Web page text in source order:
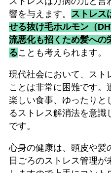
響を与えます。 ストレス
せる抜け毛ホルモン（
流悪化も招くため髪への
ることも考えられます。
現代社会において、スト
ことは非常に困難です。
楽しい食事、ゆったりと
るストレス解消法を意識
です。
心身の健康は、頭皮や髪
日ごろのストレス管理